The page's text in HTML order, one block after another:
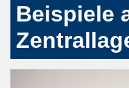
Beispiele